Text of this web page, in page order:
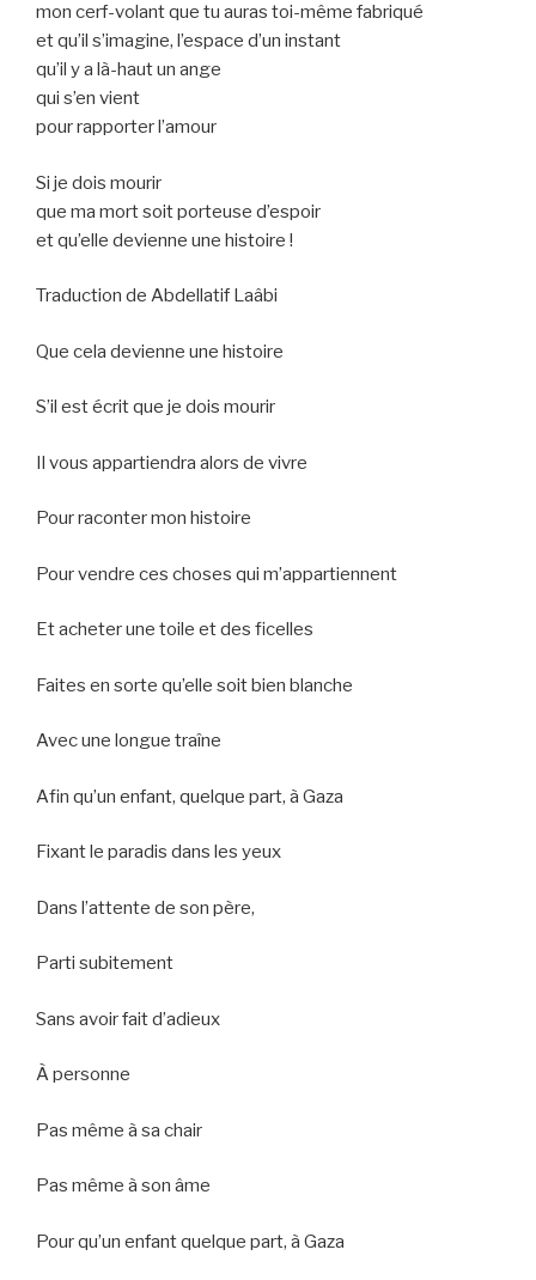
mon cerf-volant que tu auras toi-même fabriqué
et qu’il s’imagine, l’espace d’un instant
qu’il y a là-haut un ange
qui s’en vient
pour rapporter l’amour
Si je dois mourir
que ma mort soit porteuse d’espoir
et qu’elle devienne une histoire !
Traduction de Abdellatif Laâbi
Que cela devienne une histoire
S’il est écrit que je dois mourir
Il vous appartiendra alors de vivre
Pour raconter mon histoire
Pour vendre ces choses qui m’appartiennent
Et acheter une toile et des ficelles
Faites en sorte qu’elle soit bien blanche
Avec une longue traîne
Afin qu’un enfant, quelque part, à Gaza
Fixant le paradis dans les yeux
Dans l’attente de son père,
Parti subitement
Sans avoir fait d’adieux
À personne
Pas même à sa chair
Pas même à son âme
Pour qu’un enfant quelque part, à Gaza